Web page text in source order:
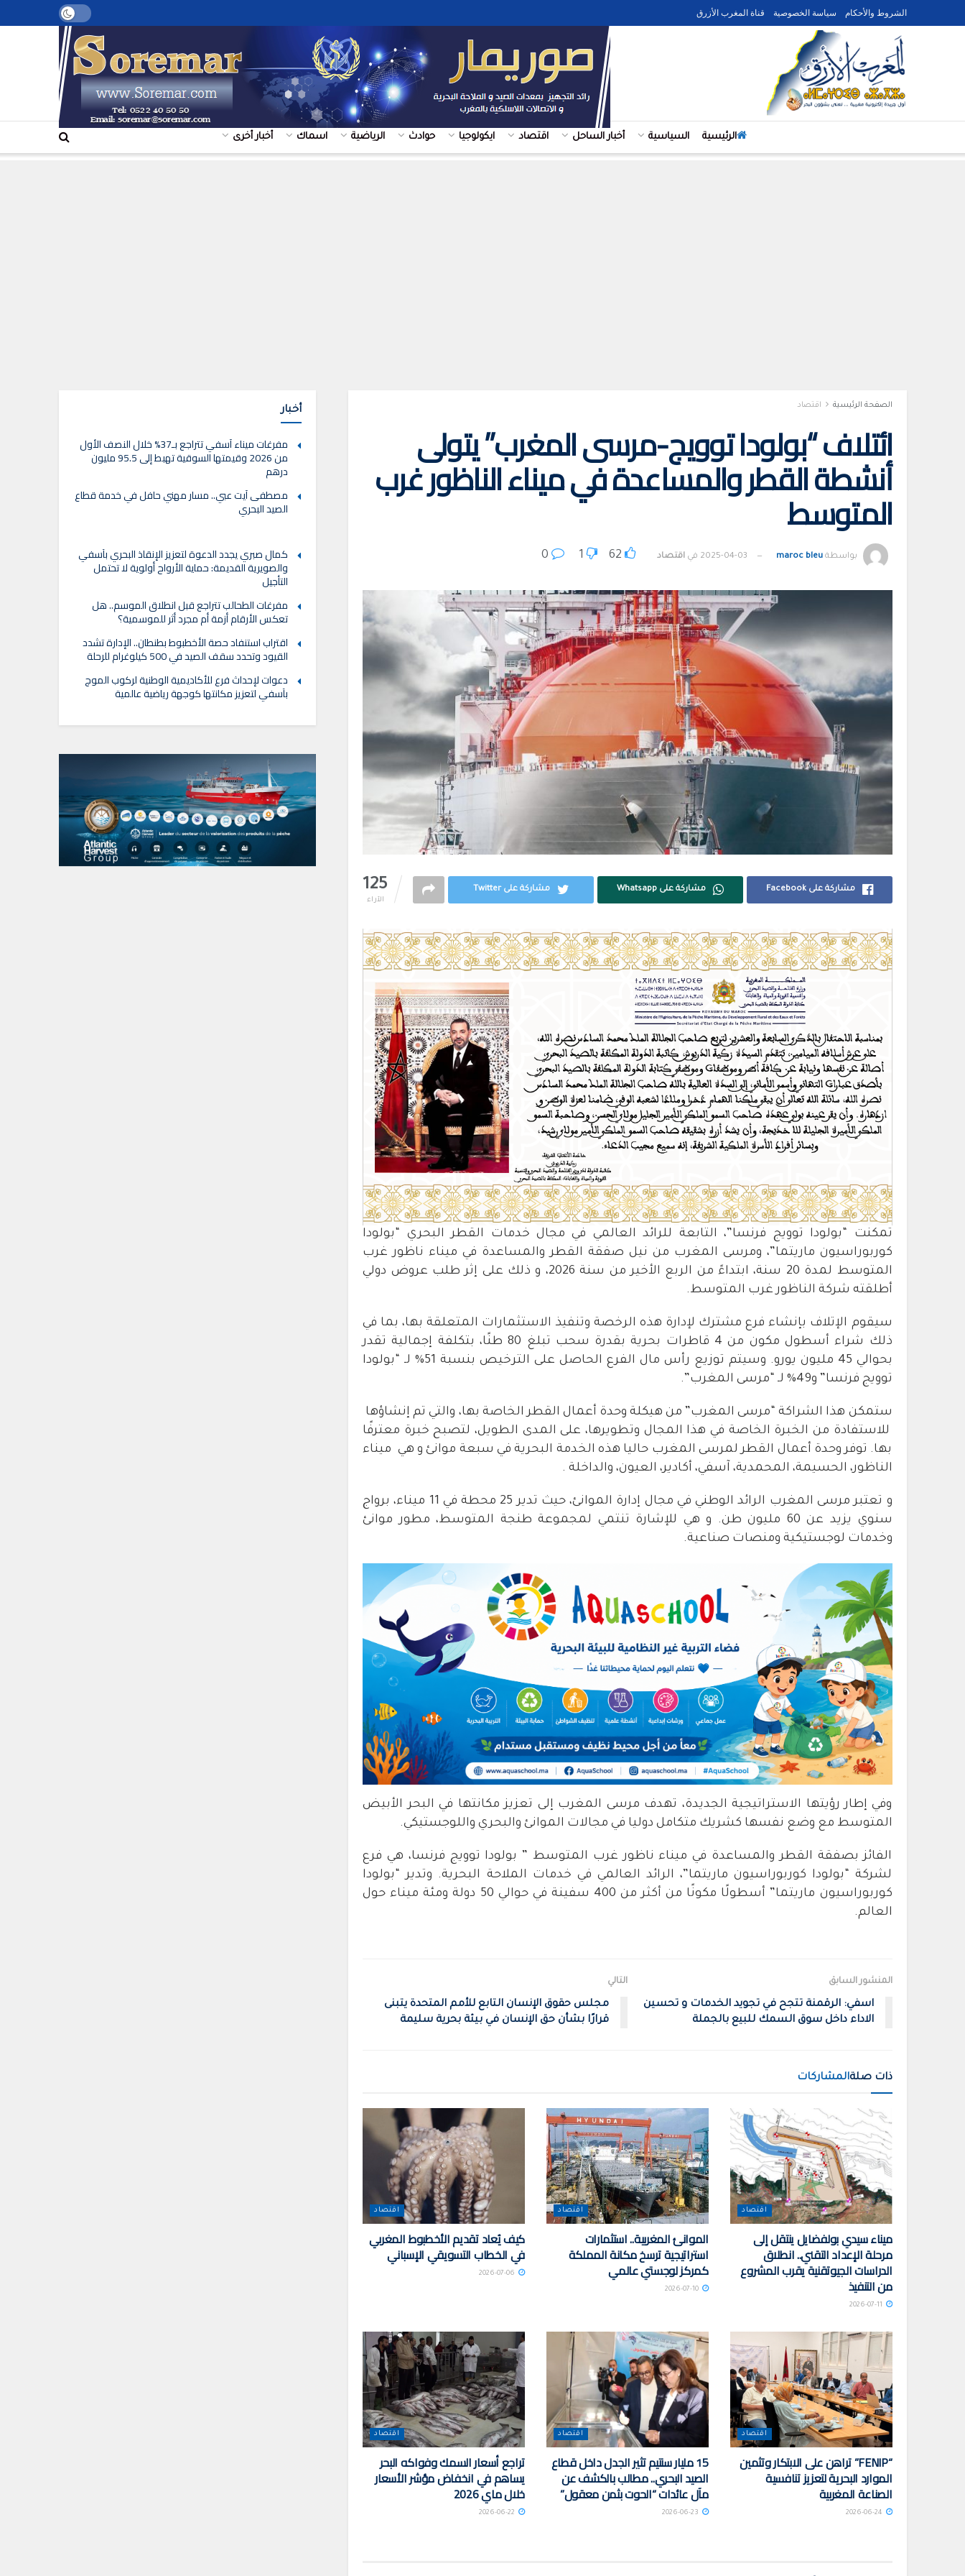
الشروط والأحكام سياسة الخصوصية قناة المغرب الأزرق
الرئيسية السياسية أخبار الساحل اقتصاد ايكولوجيا حوادث الرياضية اسماك أخبار أخرى
الصفحة الرئيسية اقتصاد
ائتلاف “بولودا توويج-مرسى المغرب” يتولى
أنشطة القطر والمساعدة في ميناء الناظور غرب
المتوسط
بواسطة maroc bleu
2025-04-03 في اقتصاد 62
1
125
الآراء
مشاركة على Facebook مشاركة على Whatsapp مشاركة على Twitter
تمكنت “بولودا توويج فرنسا”، التابعة للرائد العالمي في مجال خدمات القطر البحري “بولودا
كوربوراسيون ماريتما”، ومرسى المغرب من نيل صفقة القطر والمساعدة في ميناء ناظور غرب
المتوسط لمدة 20 سنة، ابتداءً من الربع الأخير من سنة 2026، و ذلك على إثر طلب عروض دولي
أطلقته شركة الناظور غرب المتوسط.
سيقوم الإتلاف بإنشاء فرع مشترك لإدارة هذه الرخصة وتنفيذ الاستثمارات المتعلقة بها، بما في
ذلك شراء أسطول مكون من 4 قاطرات بحرية بقدرة سحب تبلغ 80 طنًا، بتكلفة إجمالية تقدر
بحوالي 45 مليون يورو. وسيتم توزيع رأس مال الفرع الحاصل على الترخيص بنسبة 51% لـ “بولودا
توويج فرنسا” و49% لـ “مرسى المغرب”.
ستمكن هذا الشراكة “مرسى المغرب” من هيكلة وحدة أعمال القطر الخاصة بها، والتي تم إنشاؤها
للاستفادة من الخبرة الخاصة في هذا المجال وتطويرها، على المدى الطويل، لتصبح خبرة معترفًا
بها. توفر وحدة أعمال القطر لمرسى المغرب حاليا هذه الخدمة البحرية في سبعة موانئ و هي ميناء
الناظور، الحسيمة، المحمدية، آسفي، أكادير، العيون، والداخلة .
و تعتبر مرسى المغرب الرائد الوطني في مجال إدارة الموانئ، حيث تدير 25 محطة في 11 ميناء، برواج
سنوي يزيد عن 60 مليون طن. و هي للإشارة تنتمي لمجموعة طنجة المتوسط، مطور موانئ
وخدمات لوجستيكية ومنصات صناعية.
وفي إطار رؤيتها الاستراتيجية الجديدة، تهدف مرسى المغرب إلى تعزيز مكانتها في البحر الأبيض
المتوسط مع وضع نفسها كشريك متكامل دوليا في مجالات الموانئ والبحري واللوجستيكي.
الفائز بصفقة القطر والمساعدة في ميناء ناظور غرب المتوسط ” بولودا توويج فرنسا، هي فرع
لشركة “بولودا كوربوراسيون ماريتما”، الرائد العالمي في خدمات الملاحة البحرية. وتدير “بولودا
كوربوراسيون ماريتما” أسطولًا مكونًا من أكثر من 400 سفينة في حوالي 50 دولة ومئة ميناء حول
العالم.
المنشور السابق
اسفي: الرقمنة تتجح في تجويد الخدمات و تحسين
الاداء داخل سوق السمك للبيع بالجملة
التالي
مجلس حقوق الإنسان التابع للأمم المتحدة يتبنى
قرارًا بشأن حق الإنسان في بيئة بحرية سليمة
ذات صلةالمشاركات
اقتصاد
ميناء سيدي بولفضايل ينتقل إلى
مرحلة الإعداد التقني.. انطلاق
الدراسات الجيوتقنية يقرب المشروع
من التنفيذ
اقتصاد
الموانئ المغربية.. استثمارات
استراتيجية ترسخ مكانة المملكة
كمركز لوجستي عالمي
2026-07-10
اقتصاد
كيف يُعاد تقديم الأخطبوط المغربي
في الخطاب التسويقي الإسباني
اقتصاد
“FENIP” تراهن على الابتكار وتثمين
الموارد البحرية لتعزيز تنافسية
الصناعة المغربية
اقتصاد
15 مليار سنتيم تثير الجدل داخل قطاع
الصيد البحري.. مطالب بالكشف عن
مآل عائدات “الحوت بثمن معقول”
اقتصاد
تراجع أسعار السمك وفواكه البحر
يساهم في انخفاض مؤشر الأسعار
خلال ماي 2026
أخبار
مفرغات ميناء آسفي تتراجع بـ37% خلال النصف الأول
من 2026 وقيمتها السوقية تهبط إلى 95.5 مليون
درهم
مصطفى آيت عبي.. مسار مهني حافل في خدمة قطاع
الصيد البحري
كمال صبري يجدد الدعوة لتعزيز الإنقاذ البحري بآسفي
والصويرية القديمة: حماية الأرواح أولوية لا تحتمل
التأجيل
مفرغات الطحالب تتراجع قبل انطلاق الموسم.. هل
تعكس الأرقام أزمة أم مجرد أثر للموسمية؟
اقتراب استنفاد حصة الأخطبوط بطنطان.. الإدارة تشدد
القيود وتحدد سقف الصيد في 500 كيلوغرام للرحلة
دعوات لإحداث فرع للأكاديمية الوطنية لركوب الموج
بآسفي لتعزيز مكانتها كوجهة رياضية عالمية